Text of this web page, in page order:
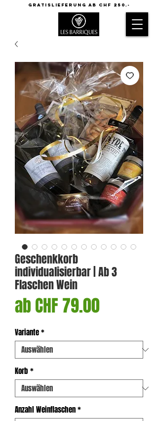
GRATISLIEFERUNG AB CHF 250.-
Geschenkkorb
individualisierbar | Ab 3
Flaschen Wein
ab CHF 79.00Sale-
Variante*
Korb *
Anzahl Weinflaschen*